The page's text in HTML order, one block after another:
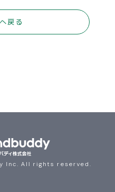
戻る
Inc. All rights reserved.